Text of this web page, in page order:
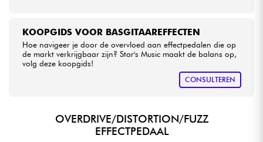
KOOPGIDS VOOR BASGITAAREFFECTEN
Hoe navigeer je door de overvloed aan effectpedalen die op
de markt verkrijgbaar zijn? Star's Music maakt de balans op,
volg deze koopgids!
CONSULTEREN
OVERDRIVE/DISTORTION/FUZZ
EFFECTPEDAAL